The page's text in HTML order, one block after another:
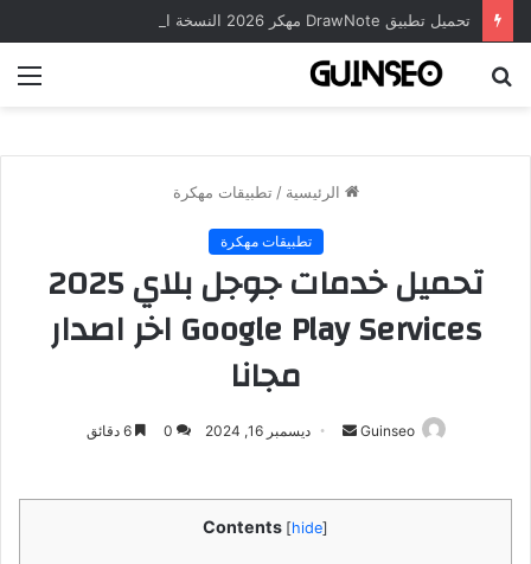
الرئيسية / تطبيقات مهكرة
تطبيقات مهكرة
تحميل خدمات جوجل بلاي 2025
Google Play Services اخر اصدار
مجانا
Guinseo
أرسلديسمبر 16, 2024 0 6 دقائق
Contents [hide]